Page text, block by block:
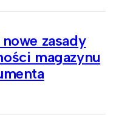
zasady
magazynu